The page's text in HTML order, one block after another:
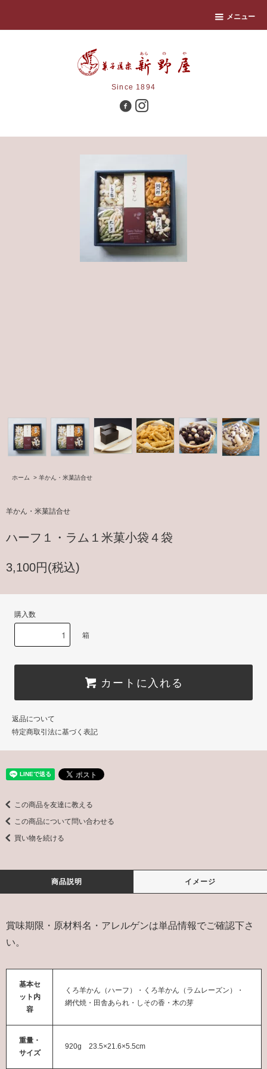
メニュー
Since 1894
ホーム > 羊かん・米菓詰合せ
羊かん・米菓詰合せ
ハーフ１・ラム１米菓小袋４袋
3,100円(税込)
購入数
箱
カートに入れる
返品について
特定商取引法に基づく表記
この商品を友達に教える
この商品について問い合わせる
買い物を続ける
商品説明 イメージ
賞味期限・原材料名・アレルゲンは単品情報でご確認下さ
い。
基本セ
ット内
容
くろ羊かん（ハーフ）・くろ羊かん（ラムレーズン）・
網代焼・田舎あられ・しその香・木の芽
重量・
サイズ
920g 23.5×21.6×5.5cm